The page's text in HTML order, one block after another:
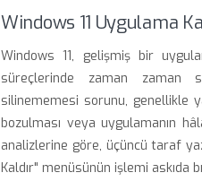
Windows 11 Uygulama
Windows 11, gelişmiş bir
süreçlerinde zaman zaman
silinememesi sorunu, genellikle
bozulması veya uygulamanın
analizlerine göre, üçüncü taraf
Kaldır" menüsünün işlemi askıda